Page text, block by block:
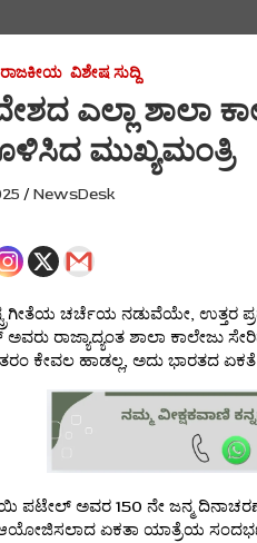
ರಾಜಕೀಯ ವಿಶೇಷ ಸುದ್ದಿ
ಎಲ್ಲಾ ಶಾಲಾ
ಮುಖ್ಯಮಂತ್ರಿ
NewsDesk
ಚರ್ಚೆಯ ನಡುವೆಯೇ, ಉತ್ತರ
ರಾಜ್ಯಾದ್ಯಂತ ಶಾಲಾ ಕಾಲೇಜು
ಕೇವಲ ಹಾಡಲ್ಲ, ಅದು ಭಾರತದ ಏಕತೆ
ಪಟೇಲ್ ಅವರ 150 ನೇ ಜನ್ಮ ದಿನಾಚರಣೆ
ಏಕತಾ ಯಾತ್ರೆಯ